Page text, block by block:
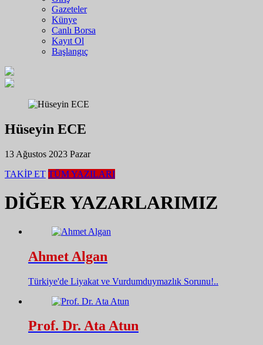
Gazeteler
Künye
Canlı Borsa
Kayıt Ol
Başlangıç
Hüseyin ECE
13 Ağustos 2023 Pazar
TAKİP ET TÜM YAZILARI
DİĞER YAZARLARIMIZ
Ahmet Algan
Türkiye'de Liyakat ve Vurdumduymazlık Sorunu!..
Prof. Dr. Ata Atun